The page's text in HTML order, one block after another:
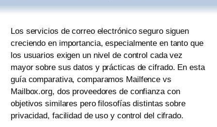
Los servicios de correo electrónico seguro siguen
creciendo en importancia, especialmente en tanto que
los usuarios exigen un nivel de control cada vez
mayor sobre sus datos y prácticas de cifrado. En esta
guía comparativa, comparamos Mailfence vs
Mailbox.org, dos proveedores de confianza con
objetivos similares pero filosofías distintas sobre
privacidad, facilidad de uso y control del cifrado.